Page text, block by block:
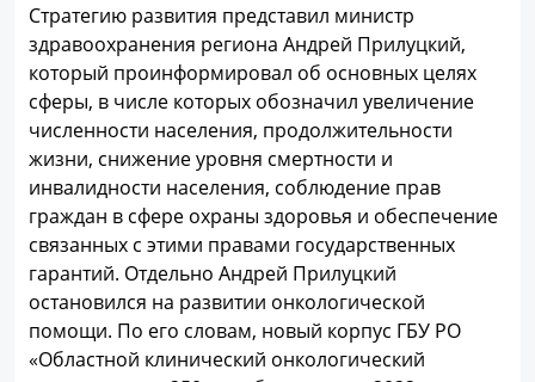
Стратегию развития представил министр
здравоохранения региона Андрей Прилуцкий,
который проинформировал об основных целях
сферы, в числе которых обозначил увеличение
численности населения, продолжительности
жизни, снижение уровня смертности и
инвалидности населения, соблюдение прав
граждан в сфере охраны здоровья и обеспечение
связанных с этими правами государственных
гарантий. Отдельно Андрей Прилуцкий
остановился на развитии онкологической
помощи. По его словам, новый корпус ГБУ РО
«Областной клинический онкологический